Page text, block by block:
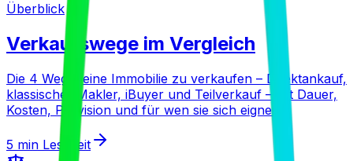
Überblick
Verkaufswege im Vergleich
Die 4 Wege, eine Immobilie zu verkaufen – Direktankauf,
klassischer Makler, iBuyer und Teilverkauf – mit Dauer,
Kosten, Provision und für wen sie sich eignen.
5 min Lesezeit